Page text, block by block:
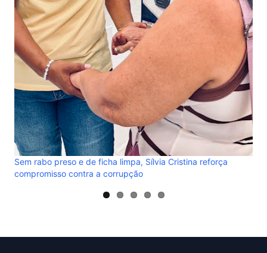
Sem rabo preso e de ficha limpa, Sílvia Cristina reforça
compromisso contra a corrupção